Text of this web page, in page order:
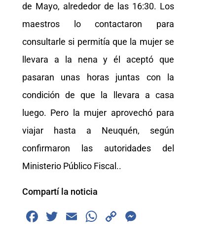
de Mayo, alrededor de las 16:30. Los
maestros lo contactaron para
consultarle si permitía que la mujer se
llevara a la nena y él aceptó que
pasaran unas horas juntas con la
condición de que la llevara a casa
luego. Pero la mujer aprovechó para
viajar hasta a Neuquén, según
confirmaron las autoridades del
Ministerio Público Fiscal..
Compartí la noticia
F
T
E
W
C